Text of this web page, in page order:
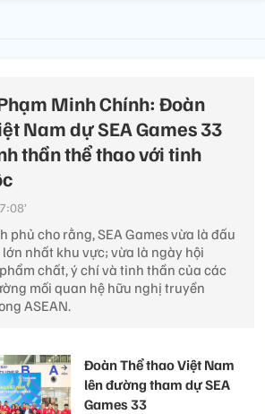
Minh Chính: Đoàn
Nam dự SEA Games 33
thần thể thao với tinh
phủ cho rằng, SEA Games vừa là đấu
nhất khu vực; vừa là ngày hội
chất, ý chí và tinh thần của các
mối quan hệ hữu nghị truyền
ASEAN.
Đoàn Thể thao Việt Nam
lên đường tham dự SEA
Games 33